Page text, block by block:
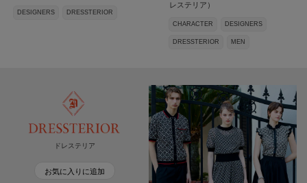
DESIGNERS DRESSTERIOR
レステリア）
CHARACTER DESIGNERS
DRESSTERIOR MEN
ドレステリア
お気に入りに追加